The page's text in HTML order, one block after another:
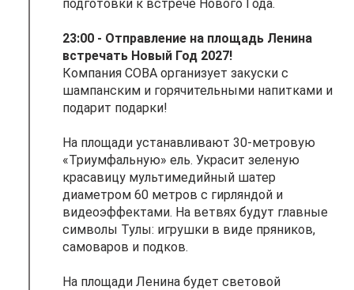
подготовки к встрече Нового Года.
23:00 - Отправление на площадь Ленина
встречать Новый Год 2027!
Компания СОВА организует закуски с
шампанским и горячительными напитками и
подарит подарки!
На площади устанавливают 30-метровую
«Триумфальную» ель. Украсит зеленую
красавицу мультимедийный шатер
диаметром 60 метров с гирляндой и
видеоэффектами. На ветвях будут главные
символы Тулы: игрушки в виде пряников,
самоваров и подков.
На площади Ленина будет световой